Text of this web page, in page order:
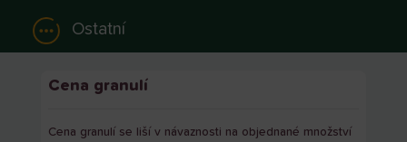
Ostatní
Cena granulí
Cena granulí se liší v návaznosti na objednané množství